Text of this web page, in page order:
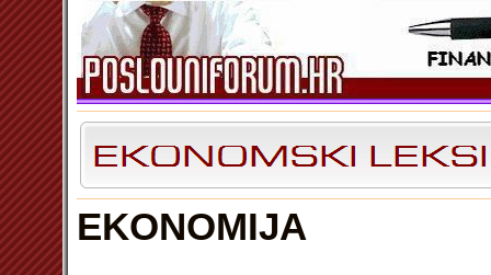
EKONOMIJA